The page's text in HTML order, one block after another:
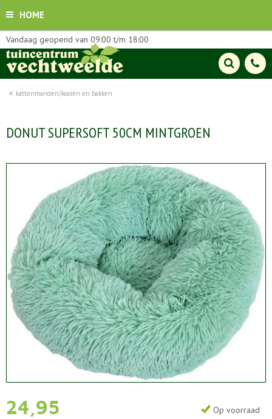
HOME
kattenmanden/kooien en bakken
Vandaag geopend van 09:00 t/m 18:00
DONUT SUPERSOFT 50CM MINTGROEN
24,95 Op voorraad